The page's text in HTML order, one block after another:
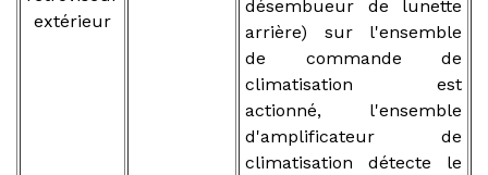
extérieur
désembueur de lunette
arrière) sur l'ensemble
de commande de
climatisation est
actionné, l'ensemble
d'amplificateur de
climatisation détecte le